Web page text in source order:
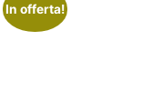
In offerta!